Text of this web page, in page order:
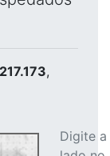
,
Digite